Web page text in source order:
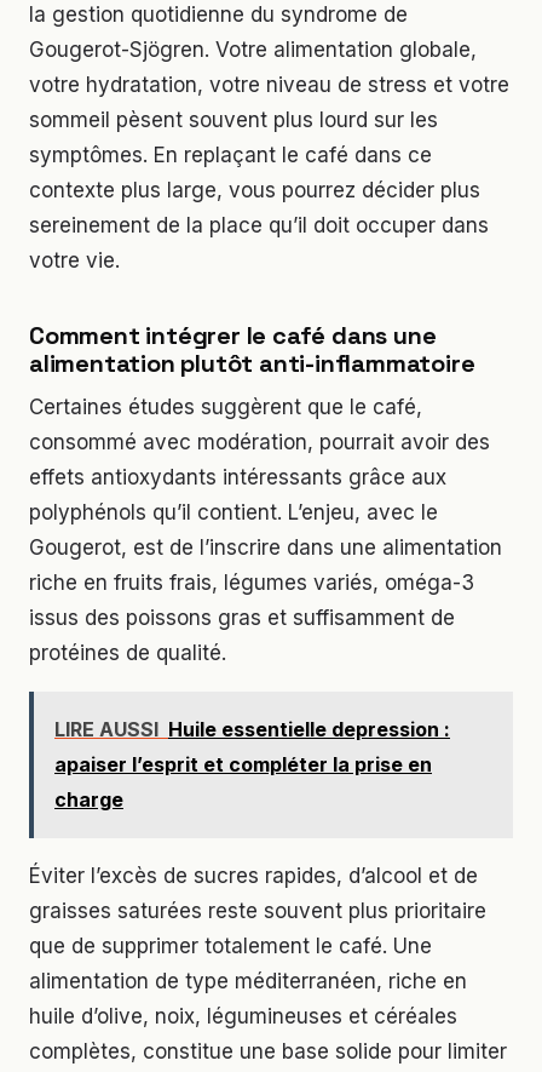
la gestion quotidienne du syndrome de
Gougerot-Sjögren. Votre alimentation globale,
votre hydratation, votre niveau de stress et votre
sommeil pèsent souvent plus lourd sur les
symptômes. En replaçant le café dans ce
contexte plus large, vous pourrez décider plus
sereinement de la place qu’il doit occuper dans
votre vie.
Comment intégrer le café dans une
alimentation plutôt anti-inflammatoire
Certaines études suggèrent que le café,
consommé avec modération, pourrait avoir des
effets antioxydants intéressants grâce aux
polyphénols qu’il contient. L’enjeu, avec le
Gougerot, est de l’inscrire dans une alimentation
riche en fruits frais, légumes variés, oméga-3
issus des poissons gras et suffisamment de
protéines de qualité.
LIRE AUSSI Huile essentielle depression :
apaiser l’esprit et compléter la prise en
charge
Éviter l’excès de sucres rapides, d’alcool et de
graisses saturées reste souvent plus prioritaire
que de supprimer totalement le café. Une
alimentation de type méditerranéen, riche en
huile d’olive, noix, légumineuses et céréales
complètes, constitue une base solide pour limiter